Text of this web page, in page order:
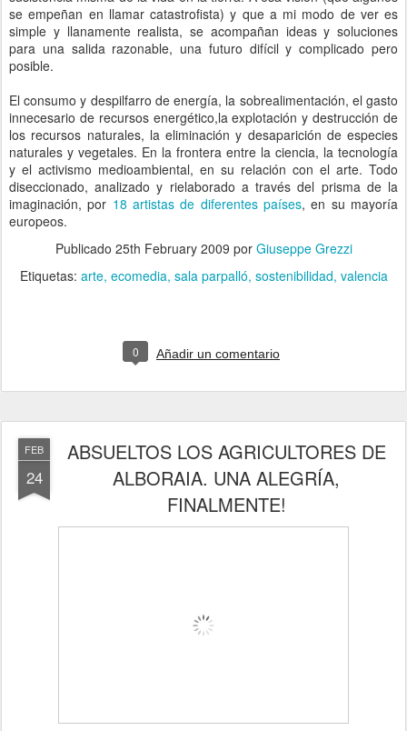
se empeñan en llamar catastrofista) y que a mi modo de ver es
simple y llanamente realista, se acompañan ideas y soluciones
para una salida razonable, una futuro difícil y complicado pero
posible.
El consumo y despilfarro de energía, la sobrealimentación, el gasto
innecesario de recursos energético,la explotación y destrucción de
los recursos naturales, la eliminación y desaparición de especies
naturales y vegetales. En la frontera entre la ciencia, la tecnología
y el activismo medioambiental, en su relación con el arte. Todo
diseccionado, analizado y rielaborado a través del prisma de la
imaginación, por 18 artistas de diferentes países, en su mayoría
europeos.
Publicado 25th February 2009 por Giuseppe Grezzi
Etiquetas: arte ecomedia sala parpalló sostenibilidad valencia
0 Añadir un comentario
FEB
24
ABSUELTOS LOS AGRICULTORES DE
ALBORAIA. UNA ALEGRÍA,
FINALMENTE!